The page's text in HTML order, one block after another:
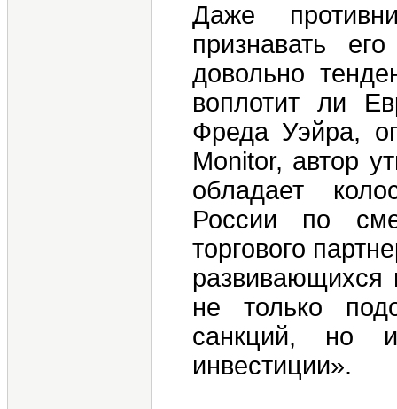
Даже
признавать
довольно
воплотит ли
Фреда Уэйра,
Monitor, автор
обладает
России по
торгового
развивающихся
не только
санкций, но
инвестиции».